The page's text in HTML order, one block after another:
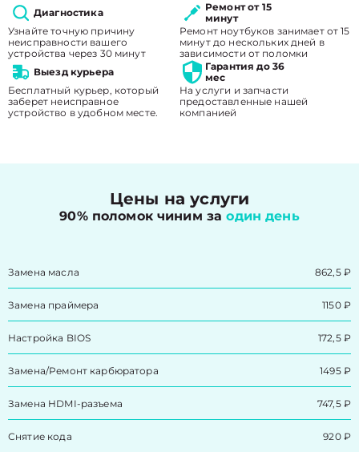
Диагностика
Узнайте точную причину
неисправности вашего
устройства через 30 минут
Ремонт от 15
минут
Ремонт ноутбуков занимает от 15
минут до нескольких дней в
зависимости от поломки
Выезд курьера
Бесплатный курьер, который
заберет неисправное
устройство в удобном месте.
Гарантия до 36
мес
На услуги и запчасти
предоставленные нашей
компанией
Цены на услуги
90% поломок чиним заодин день
Замена масла 862,5 ₽
Замена праймера 1150 ₽
Настройка BIOS 172,5 ₽
Замена/Pемонт карбюратора 1495 ₽
Замена HDMI-разъема 747,5 ₽
Снятие кода 920 ₽